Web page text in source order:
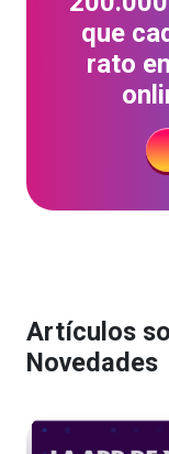
que
rato
Artículos
Novedades